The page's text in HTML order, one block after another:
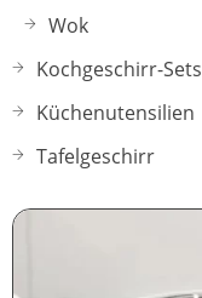
Wok
Kochgeschirr-Sets
Küchenutensilien
Tafelgeschirr